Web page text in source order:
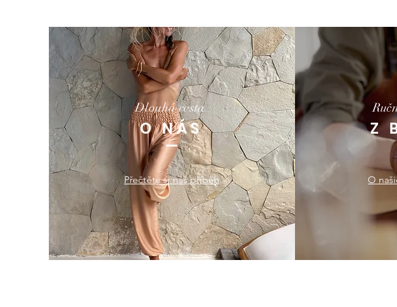
Dlouhá cesta
O NÁS
Přečtěte si náš příběh
Z
O